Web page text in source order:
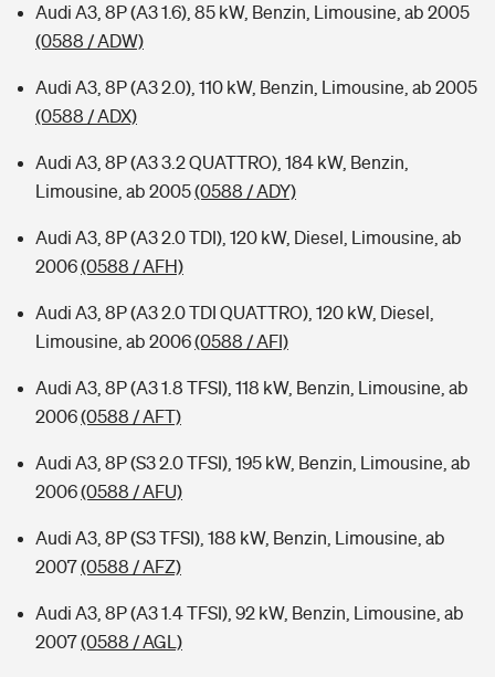
Audi A3, 8P (A3 1.6), 85 kW, Benzin, Limousine, ab 2005
(0588 / ADW)
Audi A3, 8P (A3 2.0), 110 kW, Benzin, Limousine, ab 2005
(0588 / ADX)
Audi A3, 8P (A3 3.2 QUATTRO), 184 kW, Benzin,
Limousine, ab 2005(0588 / ADY)
Audi A3, 8P (A3 2.0 TDI), 120 kW, Diesel, Limousine, ab
2006(0588 / AFH)
Audi A3, 8P (A3 2.0 TDI QUATTRO), 120 kW, Diesel,
Limousine, ab 2006(0588 / AFI)
Audi A3, 8P (A3 1.8 TFSI), 118 kW, Benzin, Limousine, ab
2006(0588 / AFT)
Audi A3, 8P (S3 2.0 TFSI), 195 kW, Benzin, Limousine, ab
2006(0588 / AFU)
Audi A3, 8P (S3 TFSI), 188 kW, Benzin, Limousine, ab
2007(0588 / AFZ)
Audi A3, 8P (A3 1.4 TFSI), 92 kW, Benzin, Limousine, ab
2007(0588 / AGL)